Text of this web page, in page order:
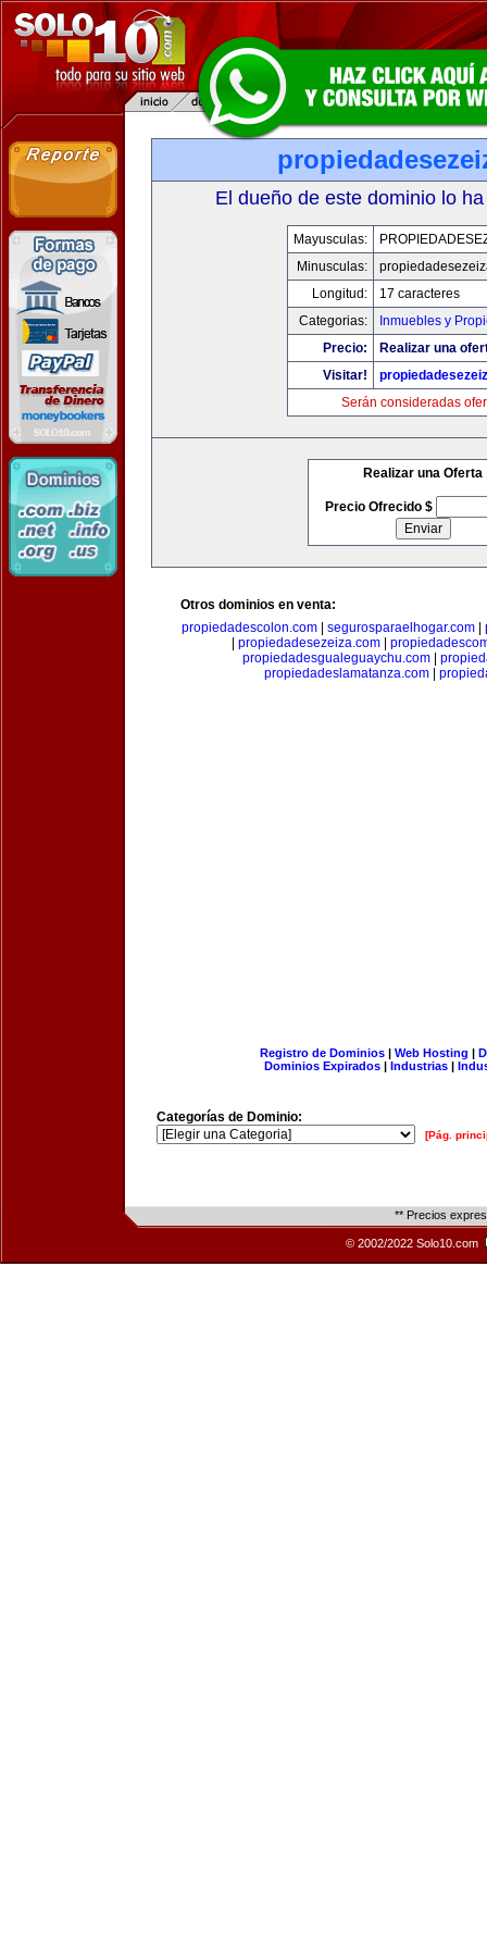
El dueño de este dominio lo
Mayusculas:
Minusculas:
Longitud:
17 caracteres
Categorias:
Inmuebles y
Precio:
Realizar una
Visitar!
Serán consideradas
Realizar una Oferta
Precio Ofrecido $
Otros dominios en venta:
propiedadescolon.com| segurosparaelhogar.com|
propiedadesezeiza.com
propiedadesgualeguaychu.com|
propiedadeslamatanza.com
Registro de Dominios| Web Hosting |
Dominios Expirados | Industrias |
Categorías de Dominio:
[Pág.
** Precios
© 2002/2022 Solo10.com